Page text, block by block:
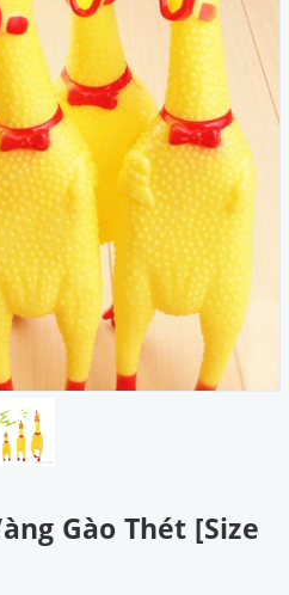
Gào Thét [Size